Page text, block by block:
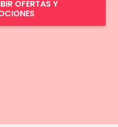
OFERTAS Y